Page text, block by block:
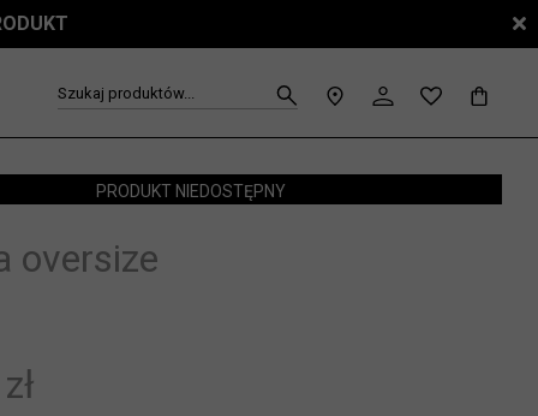
Szukaj produktów...
PRODUKT NIEDOSTĘPNY
oversize